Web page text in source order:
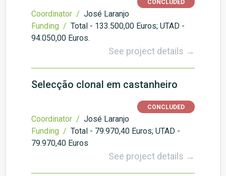
CONCLUDED
Coordinator / José Laranjo
Funding / Total - 133.500,00 Euros; UTAD -
94.050,00 Euros.
See project details →
Selecção clonal em castanheiro
CONCLUDED
Coordinator / José Laranjo
Funding / Total - 79.970,40 Euros; UTAD -
79.970,40 Euros
See project details →